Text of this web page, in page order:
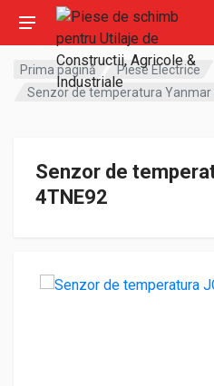
Prima pagină
Piese Electrice
Senzor de temperatura Yanmar
Senzor de
4TNE92